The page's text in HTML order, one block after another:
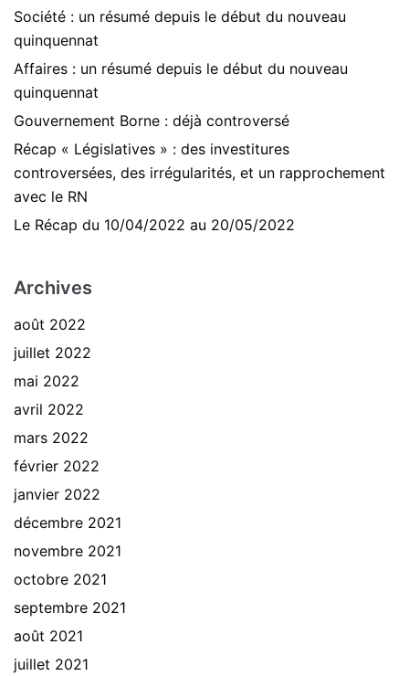
Société : un résumé depuis le début du nouveau
quinquennat
Affaires : un résumé depuis le début du nouveau
quinquennat
Gouvernement Borne : déjà controversé
Récap « Législatives » : des investitures
controversées, des irrégularités, et un rapprochement
avec le RN
Le Récap du 10/04/2022 au 20/05/2022
Archives
août 2022
juillet 2022
mai 2022
avril 2022
mars 2022
février 2022
janvier 2022
décembre 2021
novembre 2021
octobre 2021
septembre 2021
août 2021
juillet 2021